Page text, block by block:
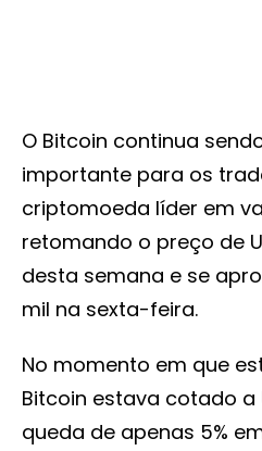
O Bitcoin continua
importante para os
criptomoeda líder em
retomando o preço de
desta semana e se
mil na sexta-feira.
No momento em que
Bitcoin estava cotado a
queda de apenas 5%